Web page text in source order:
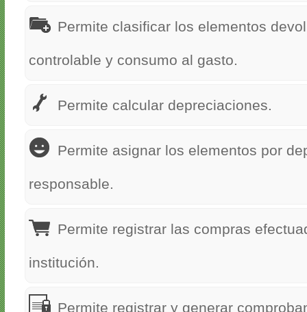
Permite clasificar los elementos
controlable y consumo al gasto.
Permite calcular depreciaciones.
Permite asignar los elementos por
responsable.
Permite registrar las compras
institución.
Permite registrar y generar